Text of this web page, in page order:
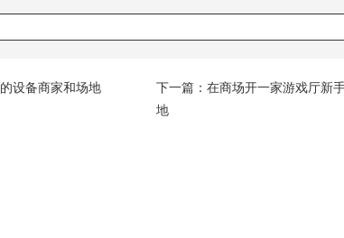
设备商家和场地 下一篇： 在商场开一家游戏厅新
地